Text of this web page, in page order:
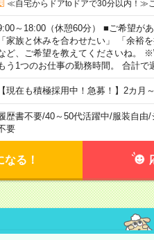
≪自宅からドアtoドアで30分以内！≫
～18:00（休憩60分） ■ご希望が
「家族と休みを合わせたい」 「余裕
ど、ご希望を教えてくださいね。
う1つのお仕事の勤務時間。 合計で
【現在も積極採用中！急募！】2カ
歴書不要/40～50代活躍中/服装自由/
要
なる！